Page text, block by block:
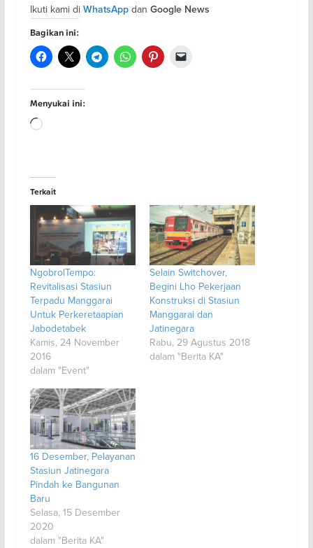
Ikuti kami di WhatsAppdan Google News
Bagikan ini:
Menyukai ini:
Memuat...
Terkait
NgobrolTempo:
Revitalisasi Stasiun
Terpadu Manggarai
Untuk Perkeretaapian
Jabodetabek
Kamis, 24 November
2016
dalam "Event"
Selain Switchover,
Begini Lho Pekerjaan
Konstruksi di Stasiun
Manggarai dan
Jatinegara
Rabu, 29 Agustus 2018
dalam "Berita KA"
16 Desember, Pelayanan
Stasiun Jatinegara
Pindah ke Bangunan
Baru
Selasa, 15 Desember
2020
dalam "Berita KA"